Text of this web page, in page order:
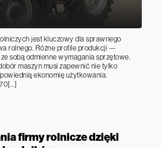
jest kluczowy dla sprawnego
rolnego. Różne profile produkcji —
sobą odmienne wymagania sprzętowe.
maszyn musi zapewnić nie tylko
ekonomię użytkowania.
firmy rolnicze dzięki